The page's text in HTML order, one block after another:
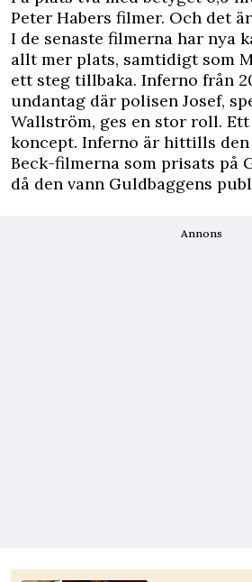
Peter Habers filmer. Och det
I de senaste filmerna har nya
allt mer plats, samtidigt som
ett steg tillbaka. Inferno från
undantag där polisen Josef,
Wallström, ges en stor roll. Ett
koncept. Inferno är hittills den
Beck-filmerna som prisats på
då den vann Guldbaggens
Annons